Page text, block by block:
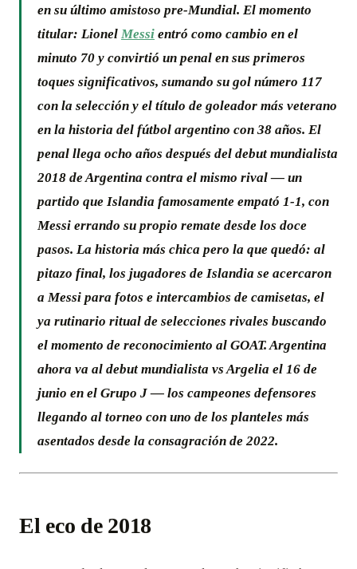
en su último amistoso pre-Mundial. El momento
titular: Lionel Messi entró como cambio en el
minuto 70 y convirtió un penal en sus primeros
toques significativos, sumando su gol número 117
con la selección y el título de goleador más veterano
en la historia del fútbol argentino con 38 años. El
penal llega ocho años después del debut mundialista
2018 de Argentina contra el mismo rival — un
partido que Islandia famosamente empató 1-1, con
Messi errando su propio remate desde los doce
pasos. La historia más chica pero la que quedó: al
pitazo final, los jugadores de Islandia se acercaron
a Messi para fotos e intercambios de camisetas, el
ya rutinario ritual de selecciones rivales buscando
el momento de reconocimiento al GOAT. Argentina
ahora va al debut mundialista vs Argelia el 16 de
junio en el Grupo J — los campeones defensores
llegando al torneo con uno de los planteles más
asentados desde la consagración de 2022.
El eco de 2018